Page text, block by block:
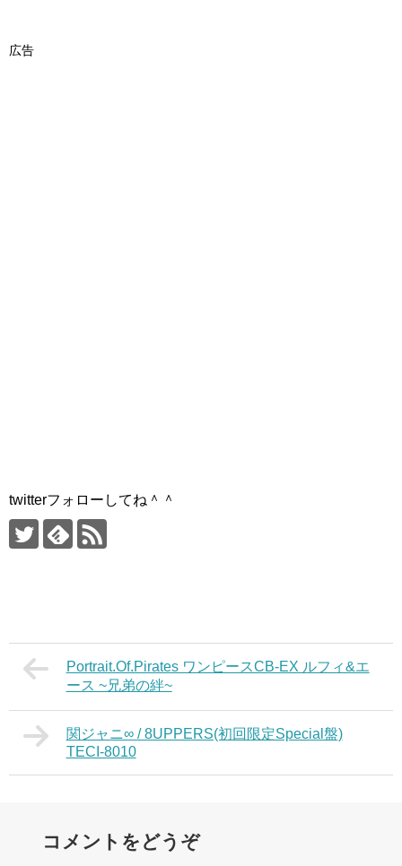
広告
twitterフォローしてね＾＾
Portrait.Of.Pirates ワンピースCB-EX ルフィ&エ
ース ~兄弟の絆~
関ジャニ∞ / 8UPPERS(初回限定Special盤)
TECI-8010
コメントをどうぞ